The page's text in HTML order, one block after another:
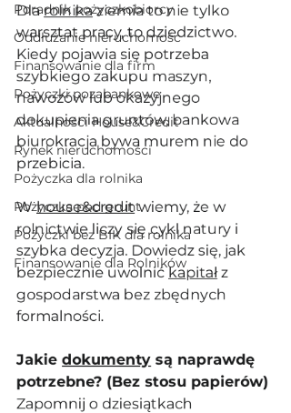
Poradnik pożyczkobiorcy
Oddłużanie nieruchomośc
Finansowanie dla firm
Pożyczki pozabankowe
Aktualności House&Credit
Rynek nieruchomości
Pożyczka dla rolnika
Pożyczka pod grunt
Pożyczki bez BIK dla rolnika
Finansowanie dla Rolników
Dla rolnika ziemia to nie tylko
warsztat pracy, to dziedzictwo.
Kiedy pojawia się potrzeba
szybkiego zakupu maszyn,
nawozów lub okazyjnego
dokupienia gruntów, bankowa
biurokracja bywa murem nie do
przebicia.
W house&credit wiemy, że w
rolnictwie liczy się cykl natury i
szybka decyzja. Dowiedz się, jak
bezpiecznie uwolnić kapitał z
gospodarstwa bez zbędnych
formalności.
Jakie dokumenty są naprawdę
potrzebne? (Bez stosu papierów)
Zapomnij o dziesiątkach